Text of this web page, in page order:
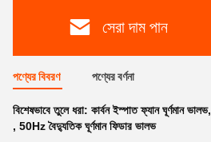
সেরা দাম পান
পণ্যের বিবরণ পণ্যের বর্ণনা
বিশেষভাবে তুলে ধরা: কার্বন ইস্পাত ফ্যান ঘূর্ণমান ভালভ,
, 50Hz বৈদ্যুতিক ঘূর্ণমান ফিডার ভালভ